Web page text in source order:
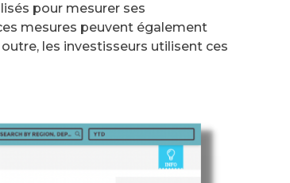
pour mesurer ses
mesures peuvent également
les investisseurs utilisent ces